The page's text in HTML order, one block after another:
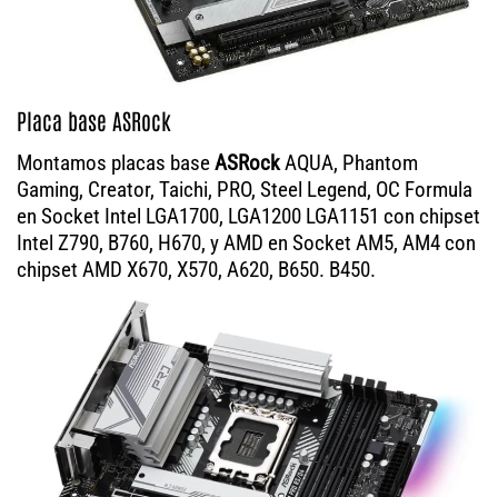
Placa base ASRock
Montamos placas baseASRockAQUA, Phantom
Gaming, Creator, Taichi, PRO, Steel Legend, OC Formula
en Socket Intel LGA1700, LGA1200 LGA1151 con chipset
Intel Z790, B760, H670, y AMD en Socket AM5, AM4 con
chipset AMD X670, X570, A620, B650. B450.